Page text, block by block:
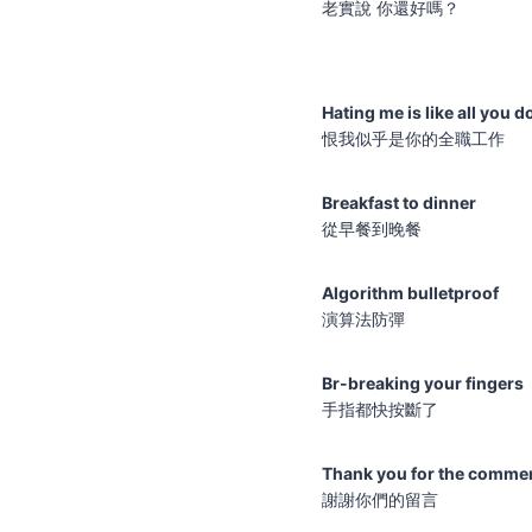
老實說 你還好嗎？
Hating me is like all you
恨我似乎是你的全職工作
Breakfast to dinner
從早餐到晚餐
Algorithm bulletproof
演算法防彈
Br-breaking your fingers
手指都快按斷了
Thank you for the
謝謝你們的留言